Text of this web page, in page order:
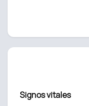
Signos vitales